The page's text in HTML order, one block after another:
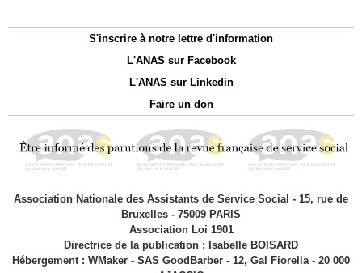
S'inscrire à notre lettre d'information
L'ANAS sur Facebook
L'ANAS sur Linkedin
Faire un don
Association Nationale des Assistants de Service Social - 15, rue de
Bruxelles - 75009 PARIS
Association Loi 1901
Directrice de la publication : Isabelle BOISARD
Hébergement : WMaker - SAS GoodBarber - 12, Gal Fiorella - 20 000